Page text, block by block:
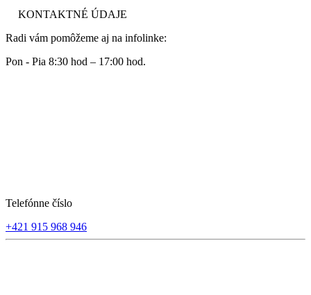
KONTAKTNÉ ÚDAJE
Radi vám pomôžeme aj na infolinke:
Pon - Pia 8:30 hod – 17:00 hod.
Telefónne číslo
+421 915 968 946